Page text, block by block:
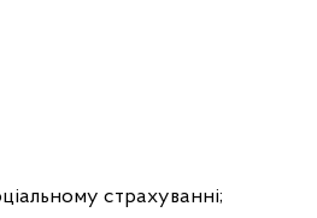
страхуванні;